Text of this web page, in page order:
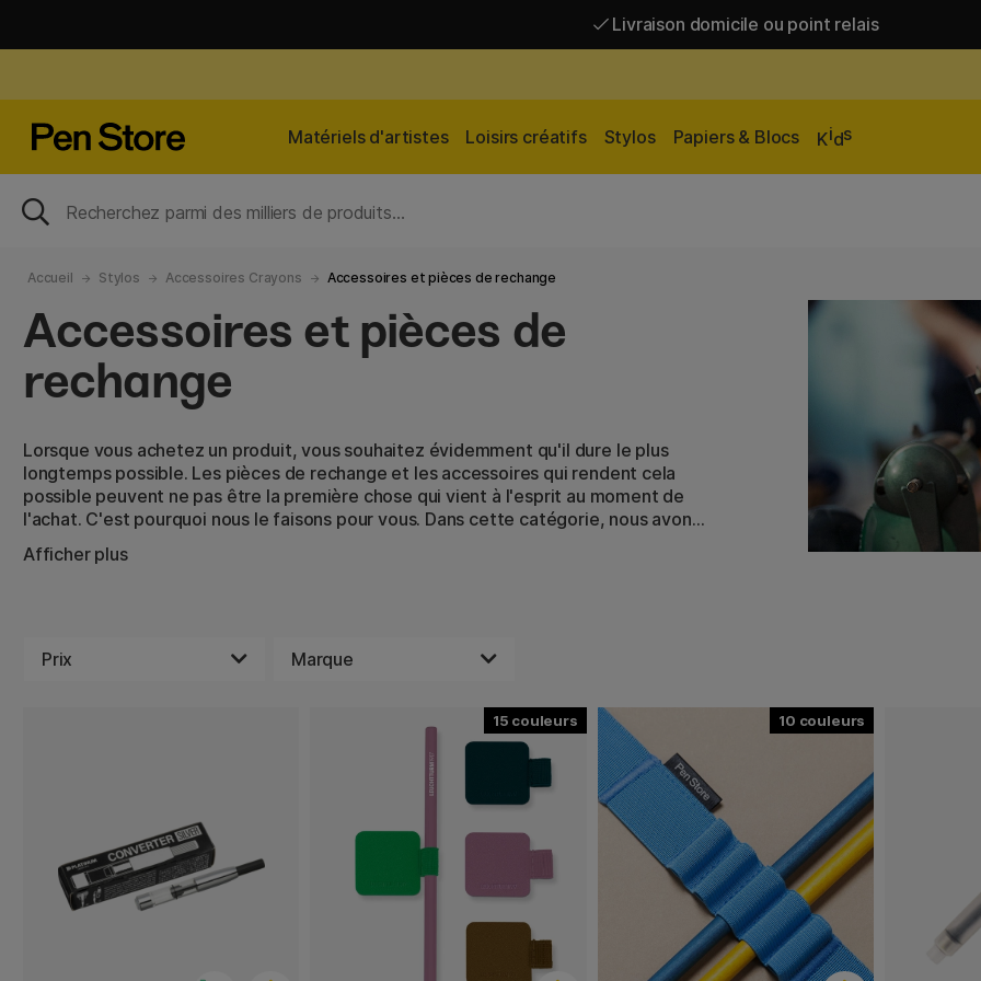
Livraison domicile ou point relais
Matériels d'artistes Loisirs créatifs Stylos Papiers & Blocs Kids
Accueil Stylos Accessoires Crayons Accessoires et pièces de rechange
Accessoires et pièces de
rechange
Lorsque vous achetez un produit, vous souhaitez évidemment qu'il dure le plus
longtemps possible. Les pièces de rechange et les accessoires qui rendent cela
possible peuvent ne pas être la première chose qui vient à l'esprit au moment de
l'achat. C'est pourquoi nous le faisons pour vous. Dans cette catégorie, nous avons
exactement ce dont vous avez besoin pour prolonger la durée de vie des crayons
et taille-crayons, par exemple. Avec de petits moyens, nous pouvons vous aider à
marqueurs de différentes formes, des clips pour votre stylo à bille, des gommes
crayon fatigué peut avoir une nouvelle vie avec quelque chose d'aussi simple que
Afficher plus
Prix Marque
15 10